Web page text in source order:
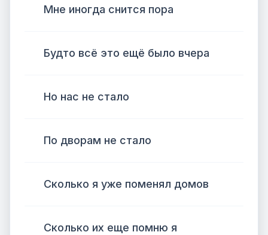
Мне иногда снится пора
Будто всё это ещё было вчера
Но нас не стало
По дворам не стало
Сколько я уже поменял домов
Сколько их еще помню я